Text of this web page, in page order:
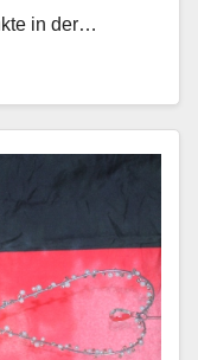
in der…